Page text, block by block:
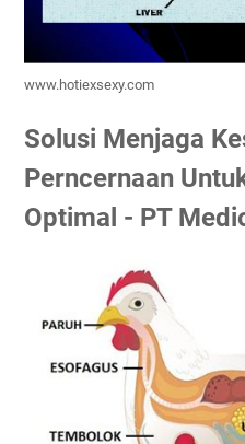
www.hotiexsexy.com
Solusi Menjaga
Perncernaan
Optimal - PT